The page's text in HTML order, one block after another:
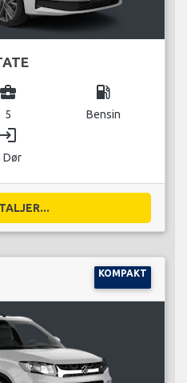
business_center
5
local_gas_station
Bensin
login
Dør
KOMPAKT